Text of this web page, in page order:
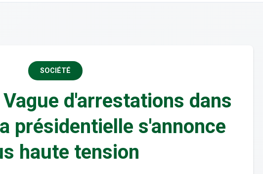
SOCIÉTÉ
d'arrestations dans
présidentielle s'annonce
haute tension